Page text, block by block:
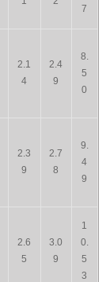
7
2.1
4
2.4
9
8.
5
0
2.3
9
2.7
8
9.
4
9
2.6
5
3.0
9
1
0.
5
3